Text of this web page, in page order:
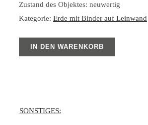
Zustand des Objektes: neuwertig
Kategorie: Erde mit Binder auf Leinwand
IN DEN WARENKORB
SONSTIGES: